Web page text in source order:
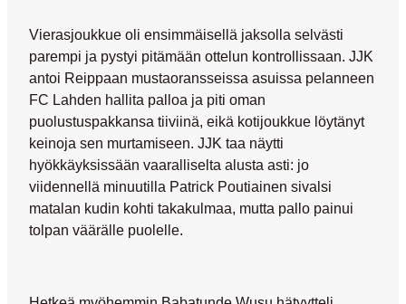
Vierasjoukkue oli ensimmäisellä jaksolla selvästi
parempi ja pystyi pitämään ottelun kontrollissaan. JJK
antoi Reippaan mustaoransseissa asuissa pelanneen
FC Lahden hallita palloa ja piti oman
puolustuspakkansa tiiviinä, eikä kotijoukkue löytänyt
keinoja sen murtamiseen. JJK taa näytti
hyökkäyksissään vaaralliselta alusta asti: jo
viidennellä minuutilla Patrick Poutiainen sivalsi
matalan kudin kohti takakulmaa, mutta pallo painui
tolpan väärälle puolelle.